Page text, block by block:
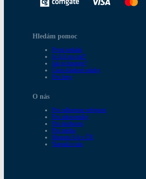
Hledám pomoc
První setkání
Je AA pro mě?
Jak to funguje?
Často kladené otázky
Pro ženy
O nás
Pro odbornou veřejnost
Pro zdravotníky
Pro duchovní
Pro média
Historie AA v ČR
Napsali o nás